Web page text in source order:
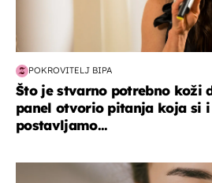
POKROVITELJ BIPA
Što je stvarno potrebno koži
panel otvorio pitanja koja si i
postavljamo...
moda & ljepota